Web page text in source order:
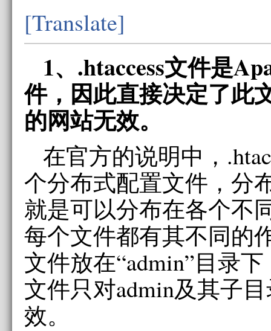
[Translate]
1、.htaccess文件是
件，因此直接决定了此
的网站无效。
在官方的说明中，
个分布式配置文件，分
就是可以分布在各个不
每个文件都有其不同的
文件放在“admin”目录
文件只对admin及其子
效。